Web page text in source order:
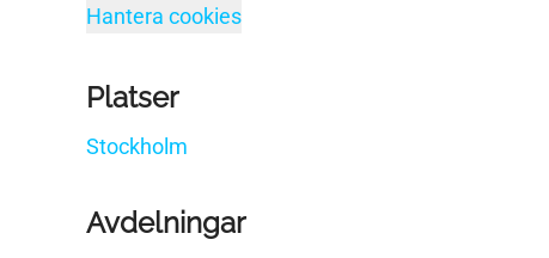
Hantera cookies
Platser
Stockholm
Avdelningar